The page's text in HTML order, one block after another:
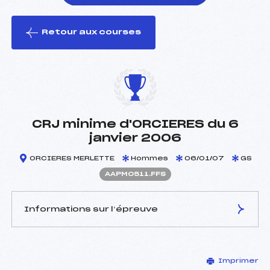
le ski
Retour aux courses
CRJ minime d'ORCIERES du 6
janvier 2006
ORCIERES MERLETTE Hommes 06/01/07 GS
AAPM0511.FFS
Informations sur l’épreuve
TCHIKNAVORIAN PAUL
Imprimer